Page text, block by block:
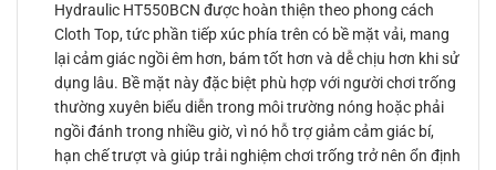
Hydraulic HT550BCN được hoàn thiện theo phong cách
Cloth Top, tức phần tiếp xúc phía trên có bề mặt vải, mang
lại cảm giác ngồi êm hơn, bám tốt hơn và dễ chịu hơn khi sử
dụng lâu. Bề mặt này đặc biệt phù hợp với người chơi trống
thường xuyên biểu diễn trong môi trường nóng hoặc phải
ngồi đánh trong nhiều giờ, vì nó hỗ trợ giảm cảm giác bí,
hạn chế trượt và giúp trải nghiệm chơi trống trở nên ổn định